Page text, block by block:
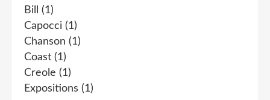
Bill
(1)
Capocci (1)
Chanson (1)
Coast (1)
Creole (1)
Expositions (1)